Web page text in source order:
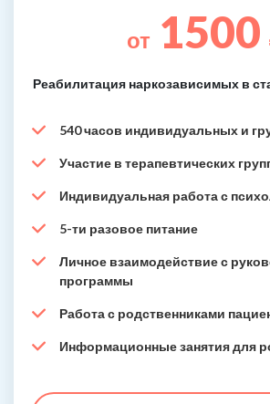
от 1500
Реабилитация наркозависимых в
540 часов индивидуальных и
Участие в терапевтических
Индивидуальная работа с
5-ти разовое питание
Личное взаимодействие с
программы
Работа с родственниками
Информационные занятия для